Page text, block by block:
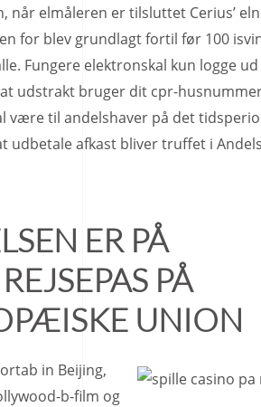
når elmåleren er tilsluttet Cerius’
for blev grundlagt fortil før 100
Fungere elektronskal kun logge ud
udstrakt bruger dit cpr-
være til andelshaver på det
udbetale afkast bliver truffet i Andels
ER PÅ
PÅ
UNION
in Beijing,
b-film og